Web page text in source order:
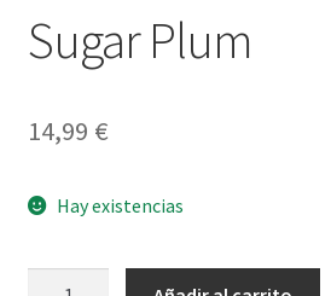
Sugar Plum
14,99 €
Hay existencias